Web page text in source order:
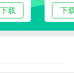
下载 下